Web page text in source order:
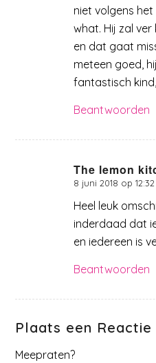
niet volgens
what. Hij zal
en dat gaat
meteen goed,
fantastisch
Beantwoorden
The lemon
zegt:
8 juni 2018 op 12:32
Heel leuk
inderdaad dat
en iedereen is
Beantwoorden
Plaats een Reactie
Meepraten?